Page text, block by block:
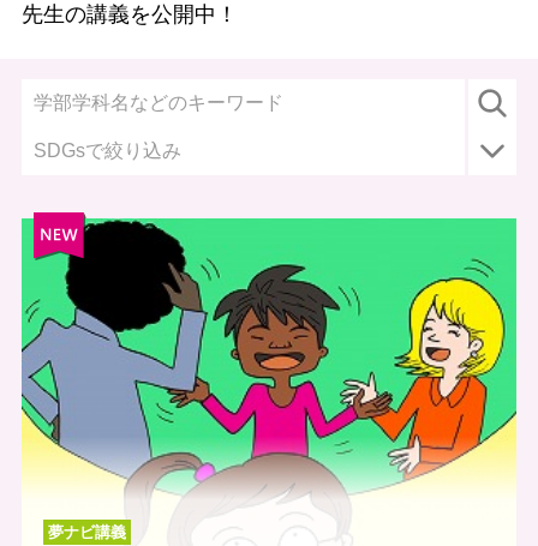
先生の講義を公開中！
SDGsで絞り込み
夢ナビ講義